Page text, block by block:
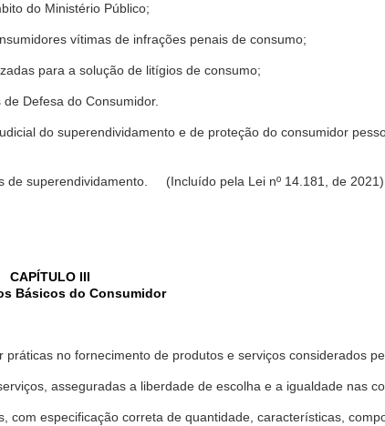
do Ministério Público;
vítimas de infrações penais de consumo;
para a solução de litígios de consumo;
Defesa do Consumidor.
do superendividamento e de proteção do consumidor
de superendividamento. (Incluído pela Lei nº 14.181, de 2021)
CAPÍTULO III
Básicos do Consumidor
no fornecimento de produtos e serviços considerados
asseguradas a liberdade de escolha e a igualdade nas
especificação correta de quantidade, características,